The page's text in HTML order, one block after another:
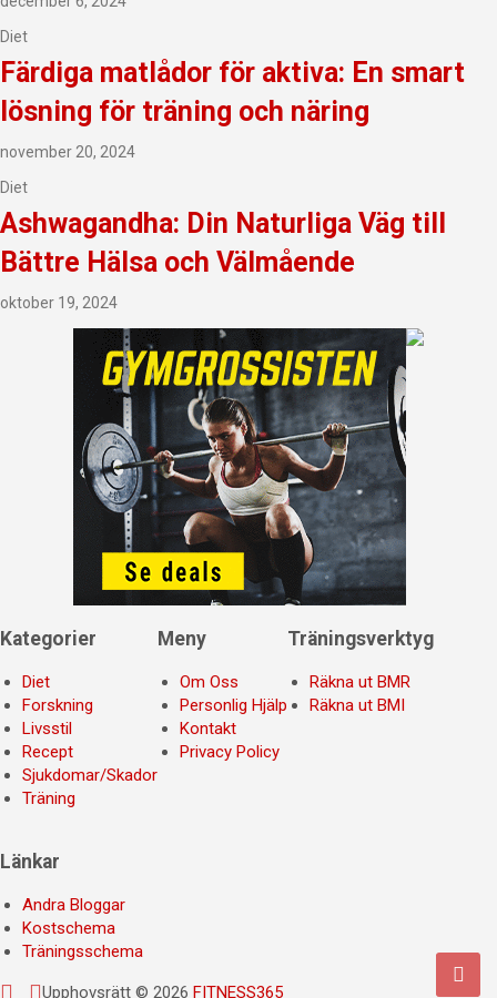
Diet
Färdiga matlådor för aktiva: En smart
lösning för träning och näring
november 20, 2024
Diet
Ashwagandha: Din Naturliga Väg till
Bättre Hälsa och Välmående
oktober 19, 2024
Kategorier
Diet
Forskning
Livsstil
Recept
Sjukdomar/Skador
Träning
Meny
Om Oss
Personlig Hjälp
Kontakt
Privacy Policy
Träningsverktyg
Räkna ut BMR
Räkna ut BMI
Länkar
Andra Bloggar
Kostschema
Träningsschema
Upphovsrätt © 2026 FITNESS365